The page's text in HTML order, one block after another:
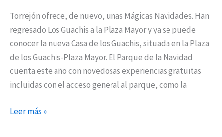
Torrejón ofrece, de nuevo, unas Mágicas Navidades. Han
regresado Los Guachis a la Plaza Mayor y ya se puede
conocer la nueva Casa de los Guachis, situada en la Plaza
de los Guachis-Plaza Mayor. El Parque de la Navidad
cuenta este año con novedosas experiencias gratuitas
incluidas con el acceso general al parque, como la
Leer más »